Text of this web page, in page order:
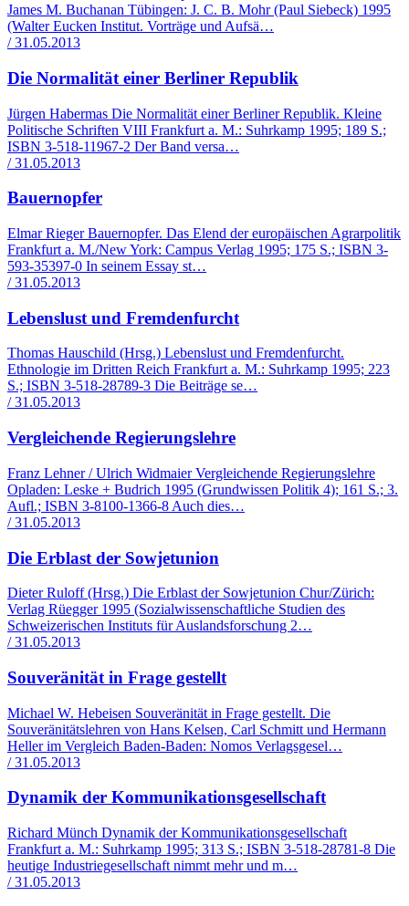
James M. Buchanan Tübingen: J. C. B. Mohr (Paul Siebeck) 1995
(Walter Eucken Institut. Vorträge und Aufsä…
/ 31.05.2013
Die Normalität einer Berliner Republik
Jürgen Habermas Die Normalität einer Berliner Republik. Kleine
Politische Schriften VIII Frankfurt a. M.: Suhrkamp 1995; 189 S.;
ISBN 3-518-11967-2 Der Band versa…
/ 31.05.2013
Bauernopfer
Elmar Rieger Bauernopfer. Das Elend der europäischen Agrarpolitik
Frankfurt a. M./New York: Campus Verlag 1995; 175 S.; ISBN 3-
593-35397-0 In seinem Essay st…
/ 31.05.2013
Lebenslust und Fremdenfurcht
Thomas Hauschild (Hrsg.) Lebenslust und Fremdenfurcht.
Ethnologie im Dritten Reich Frankfurt a. M.: Suhrkamp 1995; 223
S.; ISBN 3-518-28789-3 Die Beiträge se…
/ 31.05.2013
Vergleichende Regierungslehre
Franz Lehner / Ulrich Widmaier Vergleichende Regierungslehre
Opladen: Leske + Budrich 1995 (Grundwissen Politik 4); 161 S.; 3.
Aufl.; ISBN 3-8100-1366-8 Auch dies…
/ 31.05.2013
Die Erblast der Sowjetunion
Dieter Ruloff (Hrsg.) Die Erblast der Sowjetunion Chur/Zürich:
Verlag Rüegger 1995 (Sozialwissenschaftliche Studien des
Schweizerischen Instituts für Auslandsforschung 2…
/ 31.05.2013
Souveränität in Frage gestellt
Michael W. Hebeisen Souveränität in Frage gestellt. Die
Souveränitätslehren von Hans Kelsen, Carl Schmitt und Hermann
Heller im Vergleich Baden-Baden: Nomos Verlagsgesel…
/ 31.05.2013
Dynamik der Kommunikationsgesellschaft
Richard Münch Dynamik der Kommunikationsgesellschaft
Frankfurt a. M.: Suhrkamp 1995; 313 S.; ISBN 3-518-28781-8 Die
heutige Industriegesellschaft nimmt mehr und m…
/ 31.05.2013